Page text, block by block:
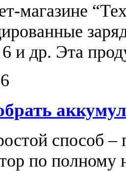
магазине
6 и др. Эта
способ –
по